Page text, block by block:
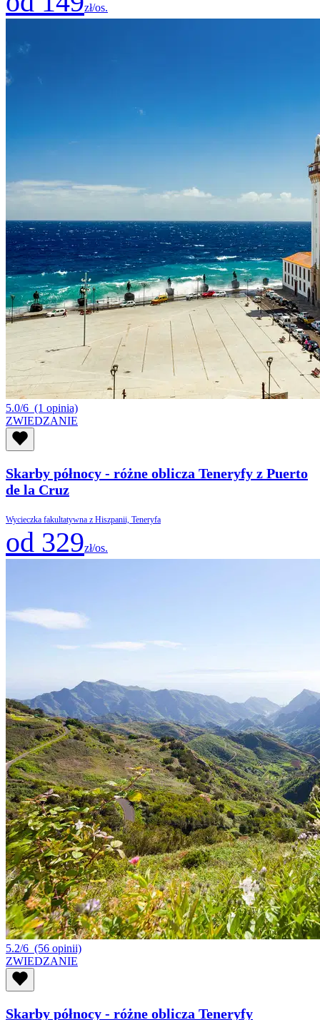
zł/os.
5.0/6 (1 opinia)
ZWIEDZANIE
Skarby północy - różne oblicza Teneryfy z Puerto
de la Cruz
Wycieczka fakultatywna z Hiszpanii, Teneryfa
od 329zł/os.
5.2/6 (56 opinii)
ZWIEDZANIE
Skarby północy - różne oblicza Teneryfy